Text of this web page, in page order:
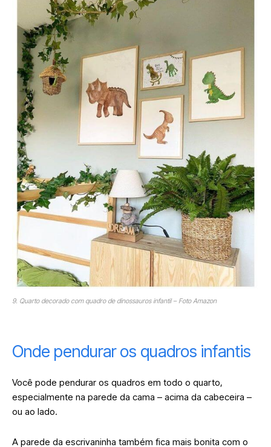
9. Quarto decorado com quadro de dinossauros infantil – Foto Amazon
Onde pendurar os quadros infantis
Você pode pendurar os quadros em todo o quarto,
especialmente na parede da cama – acima da cabeceira –
ou ao lado.
A parede da escrivaninha também fica mais bonita com o